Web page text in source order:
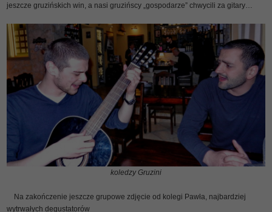
jeszcze gruzińskich win, a nasi gruzińscy „gospodarze” chwycili za gitary…
koledzy Gruzini
Na zakończenie jeszcze grupowe zdjęcie od kolegi Pawła, najbardziej
wytrwałych degustatorów